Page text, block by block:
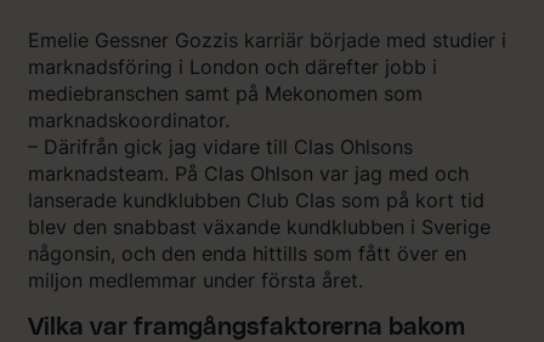
Emelie Gessner Gozzis karriär började med studier i
marknadsföring i London och därefter jobb i
mediebranschen samt på Mekonomen som
marknadskoordinator.
– Därifrån gick jag vidare till Clas Ohlsons
marknadsteam. På Clas Ohlson var jag med och
lanserade kundklubben Club Clas som på kort tid
blev den snabbast växande kundklubben i Sverige
någonsin, och den enda hittills som fått över en
miljon medlemmar under första året.
Vilka var framgångsfaktorerna bakom